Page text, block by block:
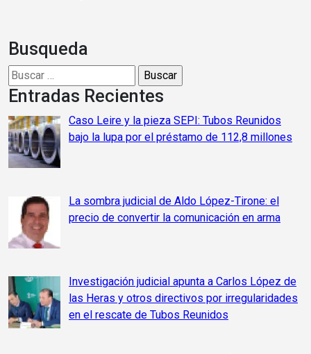
Busqueda
Buscar:
Entradas Recientes
Caso Leire y la pieza SEPI: Tubos Reunidos
bajo la lupa por el préstamo de 112,8 millones
La sombra judicial de Aldo López-Tirone: el
precio de convertir la comunicación en arma
Investigación judicial apunta a Carlos López de
las Heras y otros directivos por irregularidades
en el rescate de Tubos Reunidos